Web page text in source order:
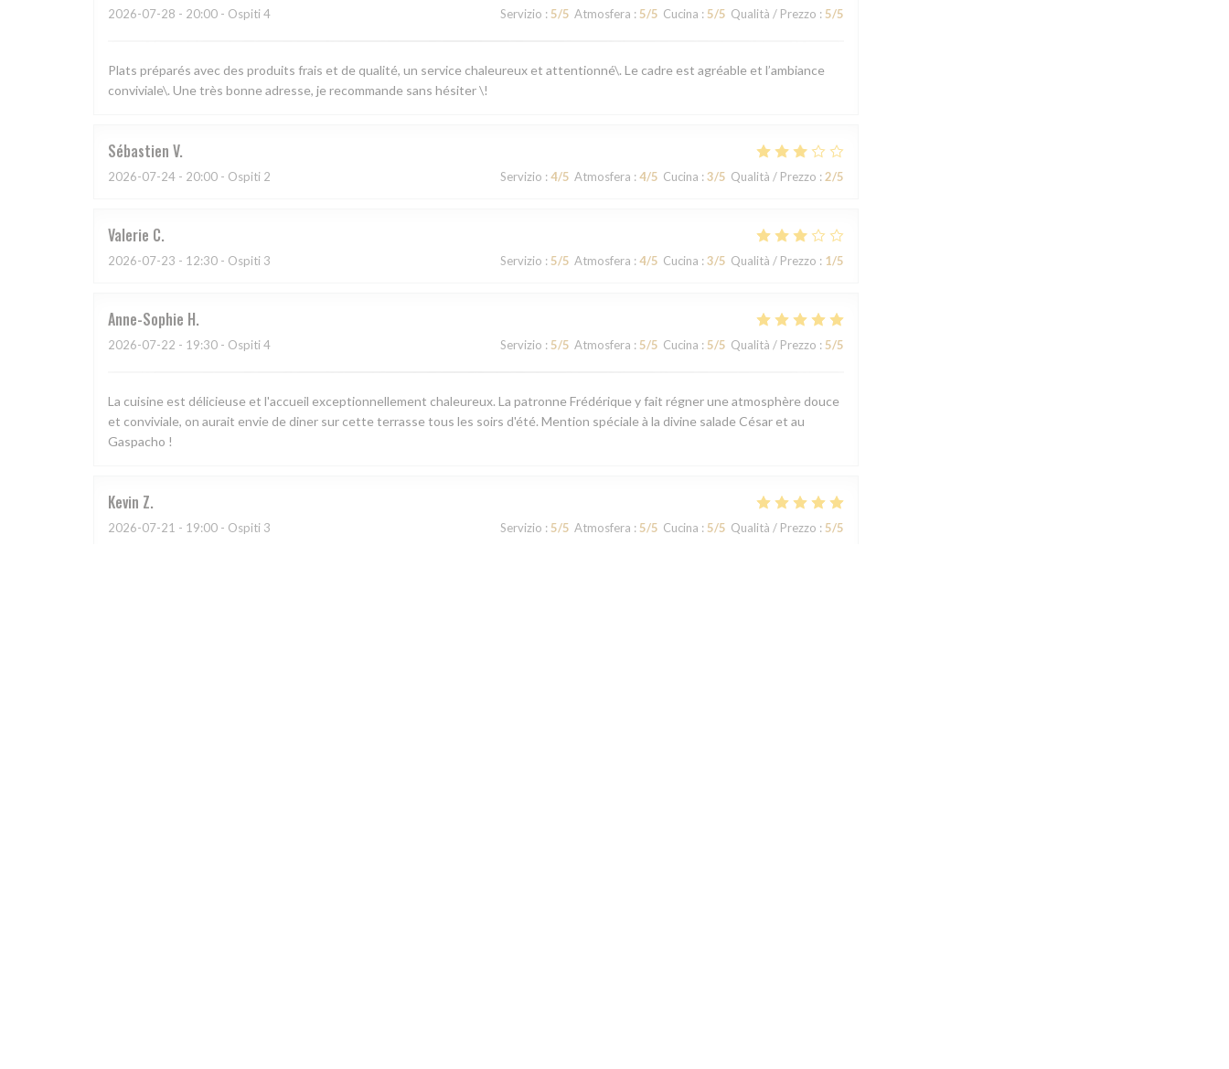
2026-07-28 - 20:00 - Ospiti 4 Servizio : 5/5 Atmosfera : 5/5 Cucina : 5/5 Qualità / Prezzo : 5/5
Plats préparés avec des produits frais et de qualité, un service chaleureux et attentionné\. Le cadre est agréable et l’ambiance
conviviale\. Une très bonne adresse, je recommande sans hésiter \!
Sébastien V
2026-07-24 - 20:00 - Ospiti 2 Servizio : 4/5 Atmosfera : 4/5 Cucina : 3/5 Qualità / Prezzo : 2/5
Valerie C
2026-07-23 - 12:30 - Ospiti 3 Servizio : 5/5 Atmosfera : 4/5 Cucina : 3/5 Qualità / Prezzo : 1/5
Anne-Sophie H
2026-07-22 - 19:30 - Ospiti 4 Servizio : 5/5 Atmosfera : 5/5 Cucina : 5/5 Qualità / Prezzo : 5/5
La cuisine est délicieuse et l'accueil exceptionnellement chaleureux. La patronne Frédérique y fait régner une atmosphère douce
et conviviale, on aurait envie de diner sur cette terrasse tous les soirs d'été. Mention spéciale à la divine salade César et au
Gaspacho !
Kevin Z
2026-07-21 - 19:00 - Ospiti 3 Servizio : 5/5 Atmosfera : 5/5 Cucina : 5/5 Qualità / Prezzo : 5/5